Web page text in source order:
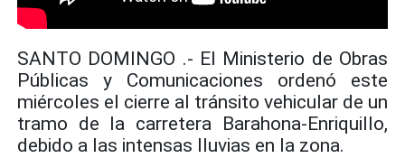
SANTO DOMINGO .- El Ministerio de Obras
Públicas y Comunicaciones ordenó este
miércoles el cierre al tránsito vehicular de un
tramo de la carretera Barahona-Enriquillo,
debido a las intensas lluvias en la zona.